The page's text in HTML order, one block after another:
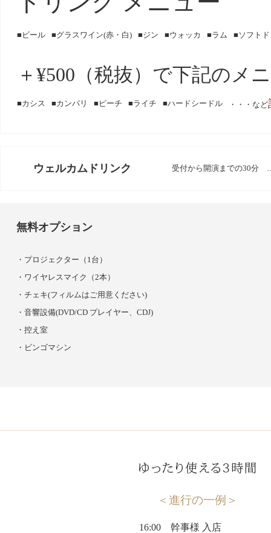
ビール グラスワイン(赤・白) ジン ウォッカ ラム ソフト
＋¥500（税抜）で下記のメ
カシス カンパリ ピーチ ライチ ハードシードル ・・・など
ウェルカムドリンク 受付から開演までの30分
無料オプション
プロジェクター（1台）
ワイヤレスマイク（2本）
チェキ(フィルムはご用意ください)
音響設備(DVD/CD プレイヤー、CDJ)
控え室
ビンゴマシン
＜進行の一例＞
16:00 幹事様 入店